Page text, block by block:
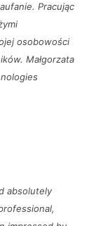
Pracując
osobowości
Małgorzata
absolutely